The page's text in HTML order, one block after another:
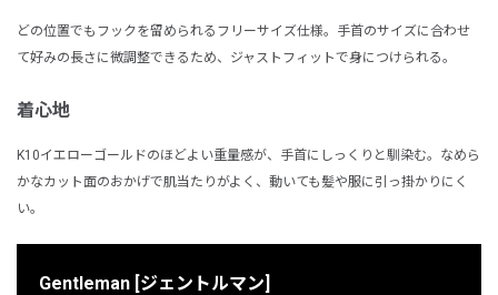
どの位置でもフックを留められるフリーサイズ仕様。手首のサイズに合わせ
て好みの長さに微調整できるため、ジャストフィットで身につけられる。
着心地
K10イエローゴールドのほどよい重量感が、手首にしっくりと馴染む。なめら
かなカット面のおかげで肌当たりがよく、動いても髪や服に引っ掛かりにく
い。
Gentleman [ジェントルマン]